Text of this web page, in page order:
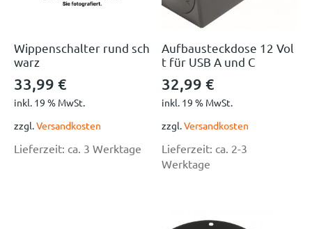
Wippenschalter rund sch
warz
33,99 €
inkl. 19 % MwSt.
zzgl.Versandkosten
Lieferzeit: ca. 3 Werktage
Aufbausteckdose 12 Vol
t für USB A und C
32,99€
inkl. 19 % MwSt.
zzgl.Versandkosten
Lieferzeit: ca. 2-3
Werktage